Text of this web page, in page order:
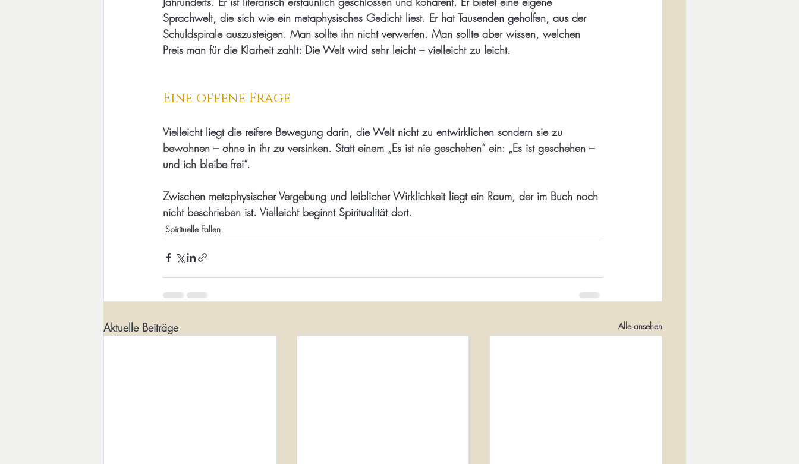
Sprachwelt, die sich wie ein metaphysisches Gedicht liest. Er hat Tausenden geholfen, aus der
Schuldspirale auszusteigen. Man sollte ihn nicht verwerfen. Man sollte aber wissen, welchen
Preis man für die Klarheit zahlt: Die Welt wird sehr leicht – vielleicht zu leicht.
Eine offene Frage
Vielleicht liegt die reifere Bewegung darin, die Welt nicht zu entwirklichen sondern sie zu
bewohnen – ohne in ihr zu versinken. Statt einem „Es ist nie geschehen“ ein: „Es ist geschehen –
und ich bleibe frei“.
Zwischen metaphysischer Vergebung und leiblicher Wirklichkeit liegt ein Raum, der im Buch noch
nicht beschrieben ist. Vielleicht beginnt Spiritualität dort.
Spirituelle Fallen
Aktuelle Beiträge Alle ansehen